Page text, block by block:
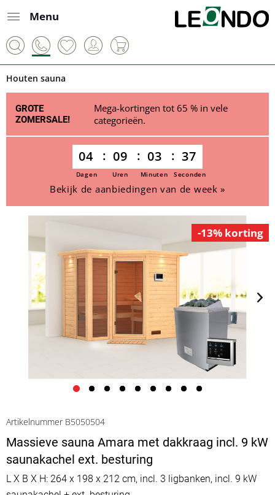
Menu
Houten sauna
GROTE
ZOMERSALE!
Mega-kortingen tot 65 % in vele
categorieën.
04 09 03 36
Dagen Uren Minuten Seconden
Bekijk de aanbiedingen van de week »
-13% korting
Artikelnummer B5050504
Massieve sauna Amara met dakkraag incl. 9 kW
saunakachel ext. besturing
L X B X H: 264 x 198 x 212 cm, incl. 3 ligbanken, incl. 9 kW